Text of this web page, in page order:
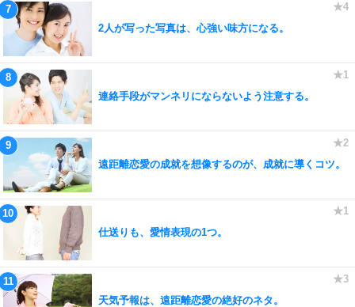
2人が写った写真は、心強い味方になる。
連絡手段がマンネリにならないよう注意する。
遠距離恋愛の成就を想像するのが、成就に導くコツ。
仕送りも、愛情表現の1つ。
天気予報は、遠距離恋愛の絶好のネタ。